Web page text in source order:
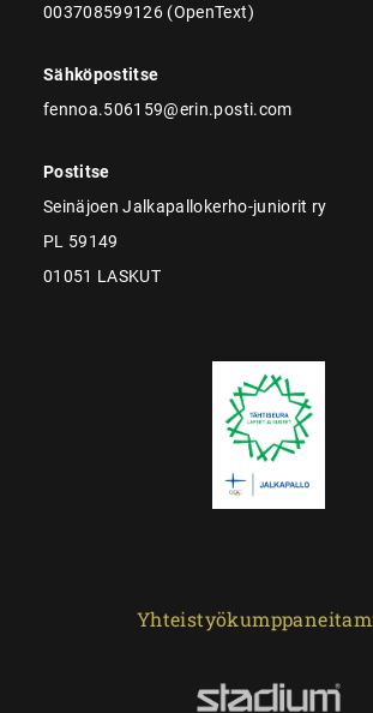
003708599126 (OpenText)
Sähköpostitse
fennoa.506159@erin.posti.com
Postitse
Seinäjoen Jalkapallokerho-juniorit ry
PL 59149
01051 LASKUT